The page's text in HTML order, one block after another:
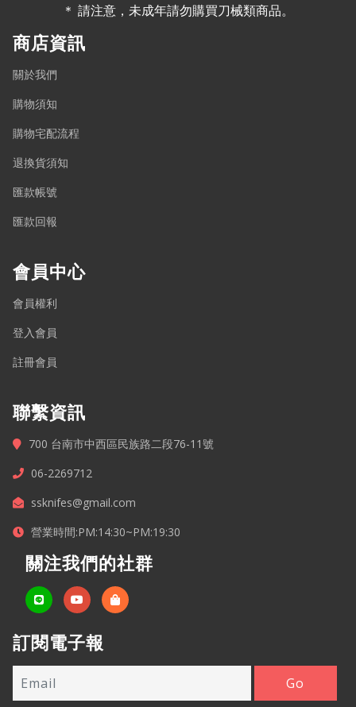
＊ 請注意，未成年請勿購買刀械類商品。
商店資訊
關於我們
購物須知
購物宅配流程
退換貨須知
匯款帳號
匯款回報
會員中心
會員權利
登入會員
註冊會員
聯繫資訊
700 台南市中西區民族路二段76-11號
06-2269712
ssknifes@gmail.com
營業時間:PM:14:30~PM:19:30
關注我們的社群
訂閱電子報